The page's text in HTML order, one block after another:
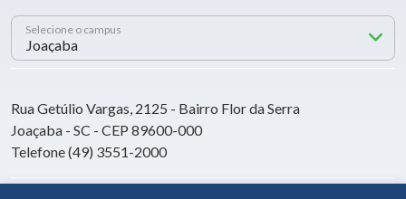
Selecione o campus
Rua Getúlio Vargas, 2125 - Bairro Flor da Serra
Joaçaba - SC - CEP 89600-000
Telefone (49) 3551-2000